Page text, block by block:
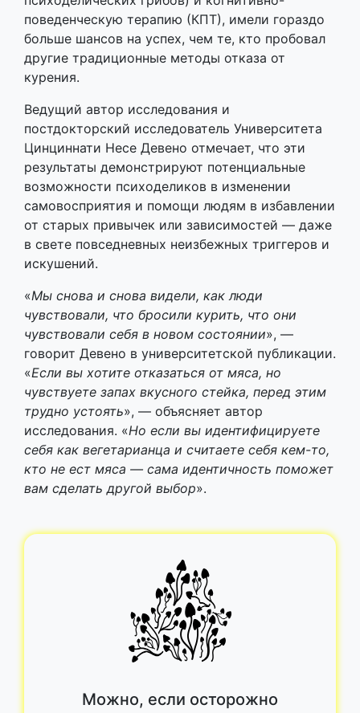
поведенческую терапию (КПТ), имели гораздо
больше шансов на успех, чем те, кто пробовал
другие традиционные методы отказа от
курения.
Ведущий автор исследования и
постдокторский исследователь Университета
Цинциннати Несе Девено отмечает, что эти
результаты демонстрируют потенциальные
возможности психоделиков в изменении
самовосприятия и помощи людям в избавлении
от старых привычек или зависимостей — даже
в свете повседневных неизбежных триггеров и
искушений.
«Мы снова и снова видели, как люди
чувствовали, что бросили курить, что они
чувствовали себя в новом состоянии», —
говорит Девено в университетской публикации.
«Если вы хотите отказаться от мяса, но
чувствуете запах вкусного стейка, перед этим
трудно устоять», — объясняет автор
исследования. «Но если вы идентифицируете
себя как вегетарианца и считаете себя кем-то,
кто не ест мяса — сама идентичность поможет
вам сделать другой выбор».
Можно, если осторожно